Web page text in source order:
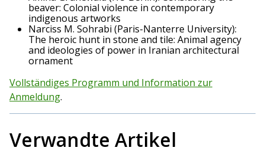
beaver: Colonial violence in contemporary
indigenous artworks
Narciss M. Sohrabi (Paris-Nanterre University):
The heroic hunt in stone and tile: Animal agency
and ideologies of power in Iranian architectural
ornament
Vollständiges Programm und Information zur
Anmeldung.
Verwandte Artikel